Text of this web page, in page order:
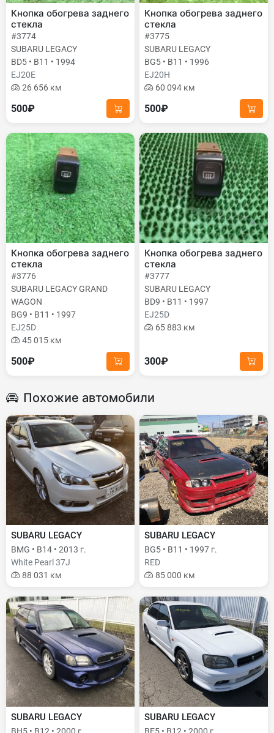
Кнопка обогрева заднего
стекла
#3774
SUBARU LEGACY
BD5 • B11 • 1994
EJ20E
26 656 км
500₽
Кнопка обогрева заднего
стекла
#3775
SUBARU LEGACY
BG5 • B11 • 1996
EJ20H
60 094 км
500₽
Кнопка обогрева заднего
стекла
#3776
SUBARU LEGACY GRAND
WAGON
BG9 • B11 • 1997
EJ25D
45 015 км
500₽
Кнопка обогрева заднего
стекла
#3777
SUBARU LEGACY
BD9 • B11 • 1997
EJ25D
65 883 км
300₽
Похожие автомобили
SUBARU LEGACY
BMG • B14 • 2013 г.
White Pearl 37J
88 031 км
SUBARU LEGACY
BG5 • B11 • 1997 г.
RED
85 000 км
SUBARU LEGACY SUBARU LEGACY